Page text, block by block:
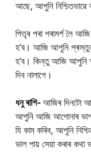
আছে, আপুনি
পিতৃৰ পৰা পৰামৰ্শ লৈ
হ’ব। আজি আপুনি
হ’ব। কিন্তু আজি আপুনি
দিব নালাগে।
ধনু ৰাশি-আজিৰ দিনটো
আপুনি আজি আপোনাৰ
যি কাম কৰিব, আপুনি
ভাল পায় সেয়া কৰাৰ কথা